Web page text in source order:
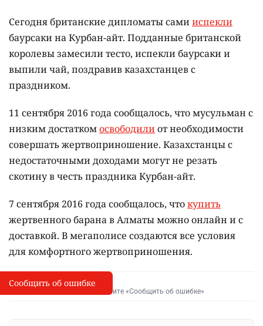
Сегодня британские дипломаты самииспекли
баурсаки на Курбан-айт. Подданные британской
королевы замесили тесто, испекли баурсаки и
выпили чай, поздравив казахстанцев с
праздником.
11 сентября 2016 года сообщалось, что мусульман с
низким достаткомосвободилиот необходимости
совершать жертвоприношение. Казахстанцы с
недостаточными доходами могут не резать
скотину в честь праздника Курбан-айт.
7 сентября 2016 года сообщалось, чтокупить
жертвенного барана в Алматы можно онлайн и с
доставкой. В мегаполисе создаются все условия
для комфортного жертвоприношения.
I
Сообщить об опечатке
Выделите фрагмент и нажмите «Сообщить об ошибке»
Сообщить об ошибке